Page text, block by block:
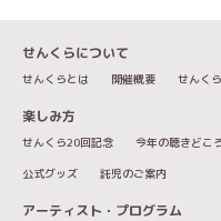
せんくらについて
せんくらとは 開催概要 せんく
楽しみ方
せんくら20回記念 今年の聴きどこ
公式グッズ
託児のご案内
アーティスト・プログラム